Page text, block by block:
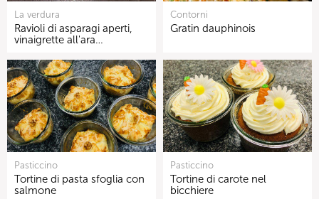
La verdura
Ravioli di asparagi aperti,
vinaigrette all'ara…
Contorni
Gratin dauphinois
Pasticcino
Tortine di pasta sfoglia con
salmone
Pasticcino
Tortine di carote nel
bicchiere